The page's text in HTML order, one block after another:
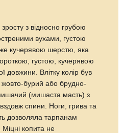
з відносно грубою
вухами, густою
кучерявою шерстю, яка
густою, кучерявою
довжини. Влітку колір був
жовто-бурий або брудно-
(мишаста масть) з
спини. Ноги, грива та
дозволяла тарпанам
копита не